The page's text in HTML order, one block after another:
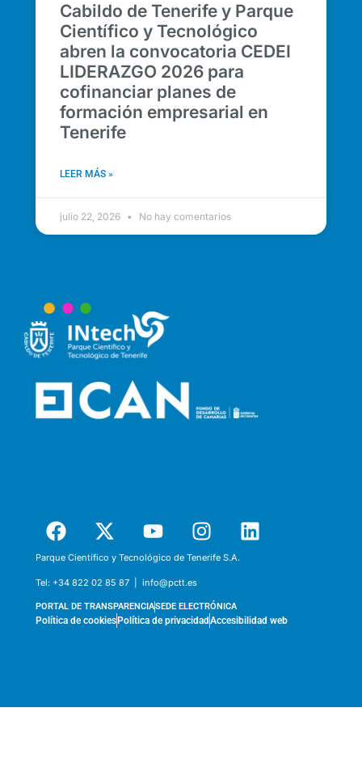
Cabildo de Tenerife y Parque
Científico y Tecnológico
abren la convocatoria CEDEI
LIDERAZGO 2026 para
cofinanciar planes de
formación empresarial en
Tenerife
LEER MÁS »
julio 22, 2026 No hay comentarios
Parque Científico y Tecnológico de Tenerife S.A.
Tel: +34 822 02 85 87 | info@pctt.es
PORTAL DE TRANSPARENCIASEDE ELECTRÓNICA
Política de cookies Política de privacidad Accesibilidad web